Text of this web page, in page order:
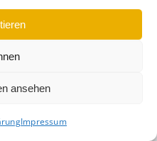
ansehen
Impressum